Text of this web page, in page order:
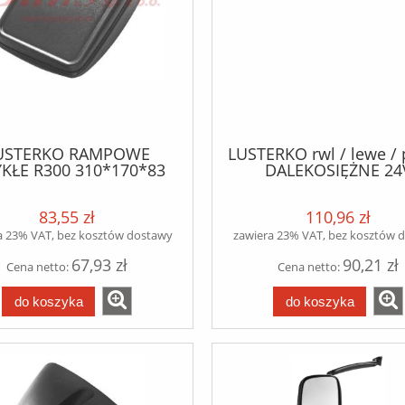
RAMPOWE
R300 310*170*83
ATEGO II od 10.04/
od 09.01-09.04/AXOR II
83,55 zł
23% VAT, bez kosztów dostawy
Cena netto: 67,93 zł
do koszyka
LUSTERKO rwl / lewe /
DALEKOSIĘŻNE
199*199*97 R300
STEROWANE
110,96 zł
zawiera 23% VAT, bez kosztów
Cena netto: 90,21 zł
do koszyka